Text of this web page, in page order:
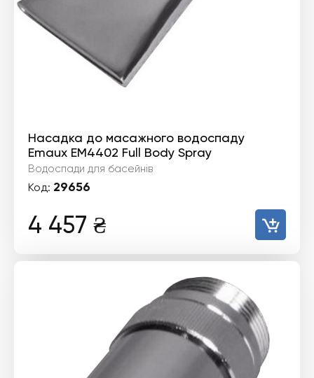
Насадка до масажного водоспаду
Emaux EM4402 Full Body Spray
Водоспади для басейнів
Код: 29656
4 457 ₴